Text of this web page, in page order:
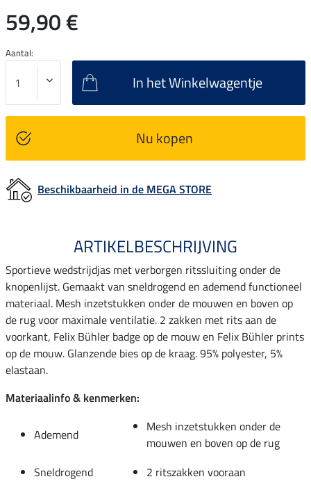
59,90 €
Aantal:
In het Winkelwagentje
Nu kopen
Beschikbaarheid in de MEGA STORE
ARTIKELBESCHRIJVING
Sportieve wedstrijdjas met verborgen ritssluiting onder de
knopenlijst. Gemaakt van sneldrogend en ademend functioneel
materiaal. Mesh inzetstukken onder de mouwen en boven op
de rug voor maximale ventilatie. 2 zakken met rits aan de
voorkant, Felix Bühler badge op de mouw en Felix Bühler prints
op de mouw. Glanzende bies op de kraag. 95% polyester, 5%
elastaan.
Materiaalinfo & kenmerken:
Ademend
Mesh inzetstukken onder de
mouwen en boven op de rug
Sneldrogend
2 ritszakken vooraan